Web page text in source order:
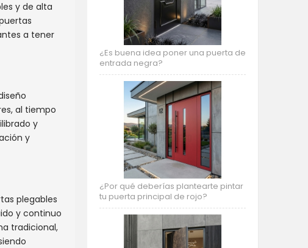
y de alta
a tener
al tiempo
y
y
plegables
y continuo
tradicional,
¿Es buena idea poner una puerta de
entrada negra?
¿Por qué deberías plantearte pintar
tu puerta principal de rojo?